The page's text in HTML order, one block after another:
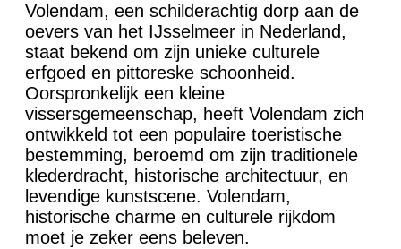
Volendam, een schilderachtig dorp aan de
oevers van het IJsselmeer in Nederland,
staat bekend om zijn unieke culturele
erfgoed en pittoreske schoonheid.
Oorspronkelijk een kleine
vissersgemeenschap, heeft Volendam zich
ontwikkeld tot een populaire toeristische
bestemming, beroemd om zijn traditionele
klederdracht, historische architectuur, en
levendige kunstscene. Volendam,
historische charme en culturele rijkdom
moet je zeker eens beleven.